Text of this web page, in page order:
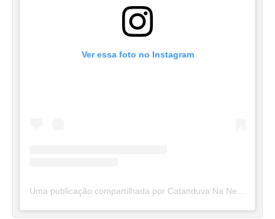
Ver essa foto no Instagram